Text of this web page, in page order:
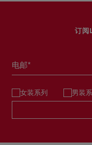
订阅
电邮*
女装系列 男装